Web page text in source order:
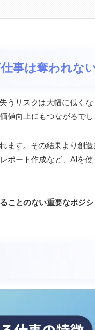
事は奪われな
うリスクは大幅に低くな
値向上にもつながるでし
ます。その結果より創
ポート作成など、AIを
ことのない重要なポジ